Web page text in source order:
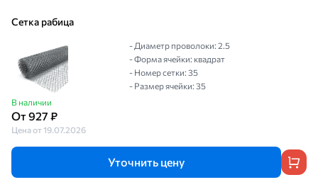
Сетка рабица
В наличии
От 927 ₽
Цена от 19.07.2026
- Диаметр проволоки: 2.5
- Форма ячейки: квадрат
- Номер сетки: 35
- Размер ячейки: 35
Уточнить цену